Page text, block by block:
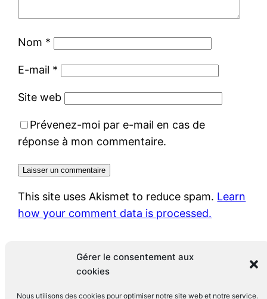
Gérer le consentement aux
cookies
Nous utilisons des cookies pour optimiser notre site web et notre service.
Nom *
E-mail *
Site web
Prévenez-moi par e-mail en cas de
réponse à mon commentaire.
This site uses Akismet to reduce spam. Learn
how your comment data is processed.